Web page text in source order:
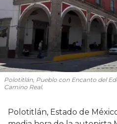
Polotitlán, Pueblo con Encanto del
Camino Real.
Polotitlán, Estado de